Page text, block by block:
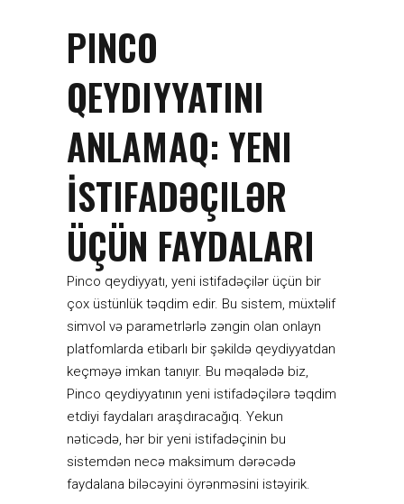
PINCO
QEYDIYYATINI
ANLAMAQ: YENI
İSTIFADƏÇILƏR
ÜÇÜN FAYDALARI
Pinco qeydiyyatı, yeni istifadəçilər üçün bir
çox üstünlük təqdim edir. Bu sistem, müxtəlif
simvol və parametrlərlə zəngin olan onlayn
platfomlarda etibarlı bir şəkildə qeydiyyatdan
keçməyə imkan tanıyır. Bu məqalədə biz,
Pinco qeydiyyatının yeni istifadəçilərə təqdim
etdiyi faydaları araşdıracağıq. Yekun
nəticədə, hər bir yeni istifadəçinin bu
sistemdən necə maksimum dərəcədə
faydalana biləcəyini öyrənməsini istəyirik.